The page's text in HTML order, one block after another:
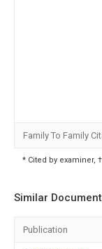
Family To Family
* Cited by examiner,
Similar
Publication